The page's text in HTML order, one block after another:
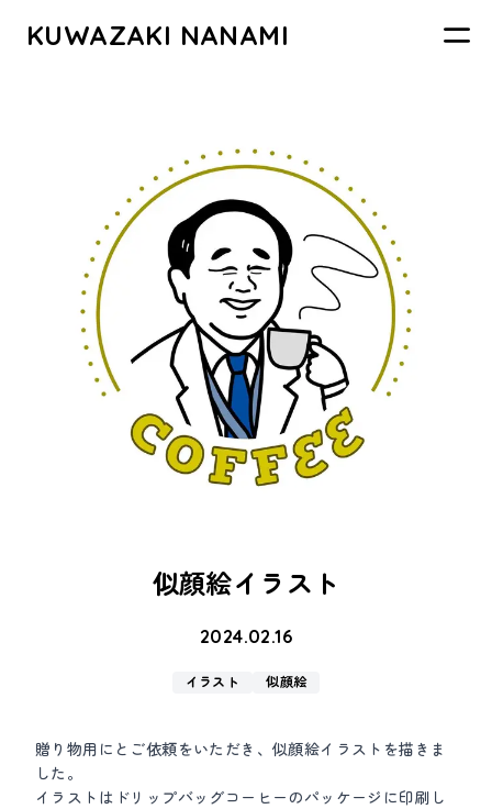
KUWAZAKI NANAMI
似顔絵イラスト
2024.02.16
イラスト 似顔絵
贈り物用にとご依頼をいただき、似顔絵イラストを描きま
した。
イラストはドリップバッグコーヒーのパッケージに印刷し